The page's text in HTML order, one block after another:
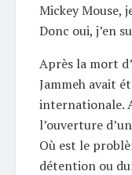
Mickey Mouse,
Donc oui, j’en
Après la mort
Jammeh avait
internationale.
l’ouverture
Où est le
détention ou